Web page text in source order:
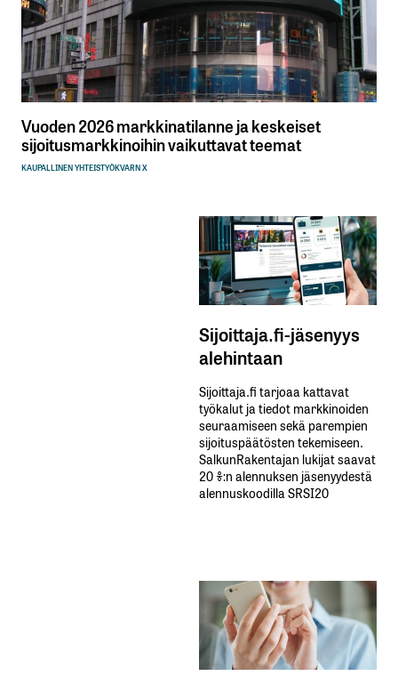
Vuoden 2026 markkinatilanne ja keskeiset
sijoitusmarkkinoihin vaikuttavat teemat
KAUPALLINEN YHTEISTYÖKVARN X
Sijoittaja.fi-jäsenyys
alehintaan
Sijoittaja.fi tarjoaa kattavat
työkalut ja tiedot markkinoiden
seuraamiseen sekä parempien
sijoituspäätösten tekemiseen.
SalkunRakentajan lukijat saavat
20 %:n alennuksen jäsenyydestä
alennuskoodilla SRSI20